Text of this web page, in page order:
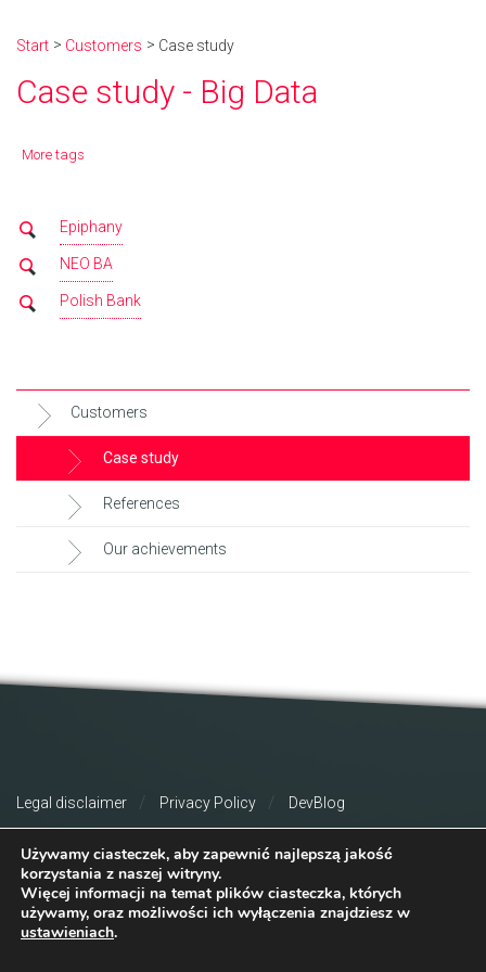
Start Customers Case study
Case study - Big Data
More tags
Epiphany
NEO BA
Polish Bank
Customers
Case study
References
Our achievements
Legal disclaimer Privacy Policy DevBlog
Używamy ciasteczek, aby zapewnić najlepszą jakość
korzystania z naszej witryny.
Więcej informacji na temat plików ciasteczka, których
używamy, oraz możliwości ich wyłączenia znajdziesz w
ustawieniach.